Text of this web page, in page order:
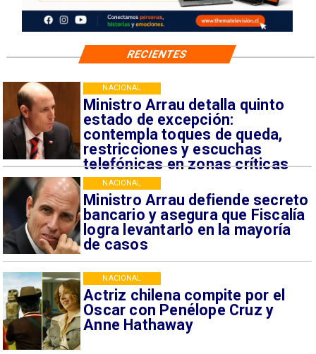
Ministro Arrau detalla quinto
estado de excepción:
contempla toques de queda,
restricciones y escuchas
telefónicas en zonas críticas
NACIONAL
Ministro Arrau defiende secreto
bancario y asegura que Fiscalía
logra levantarlo en la mayoría
de casos
NACIONAL
Actriz chilena compite por el
Oscar con Penélope Cruz y
Anne Hathaway
NACIONAL
RECIENTES